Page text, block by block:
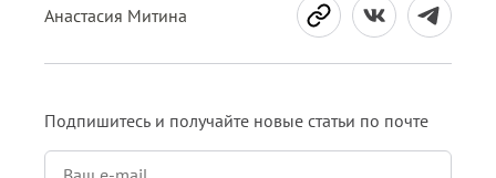
Анастасия Митина
Подпишитесь и получайте новые статьи по почте